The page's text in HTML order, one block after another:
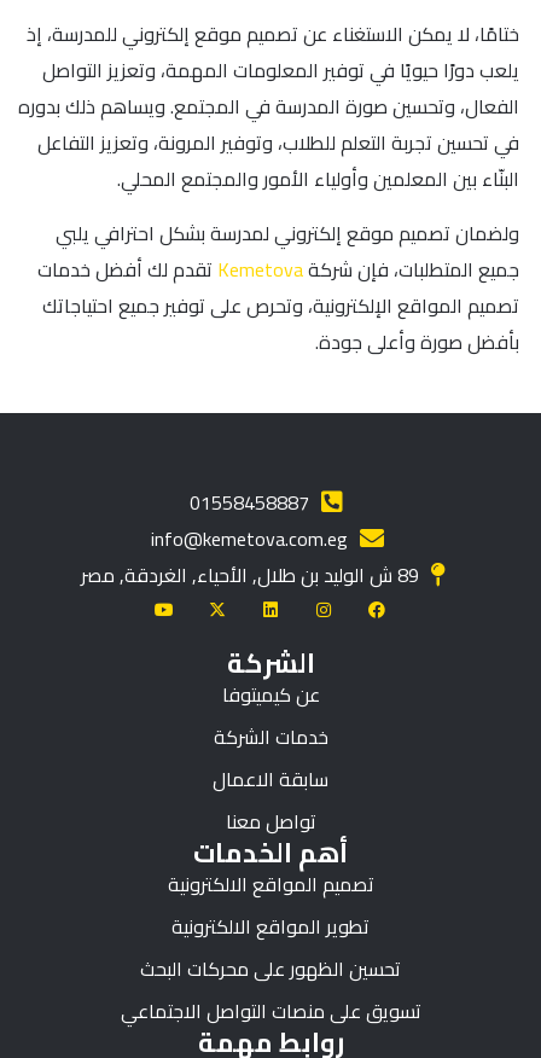
ختامًا، لا يمكن الاستغناء عن تصميم موقع إلكتروني للمدرسة، إذ
يلعب دورًا حيويًا في توفير المعلومات المهمة، وتعزيز التواصل
الفعال، وتحسين صورة المدرسة في المجتمع. ويساهم ذلك بدوره
في تحسين تجربة التعلم للطلاب، وتوفير المرونة، وتعزيز التفاعل
البنّاء بين المعلمين وأولياء الأمور والمجتمع المحلي.
ولضمان تصميم موقع إلكتروني لمدرسة بشكل احترافي يلبي
جميع المتطلبات، فإن شركةKemetova تقدم لك أفضل خدمات
تصميم المواقع الإلكترونية، وتحرص على توفير جميع احتياجاتك
بأفضل صورة وأعلى جودة.
01558458887
info@kemetova.com.eg
89 ش الوليد بن طلال, الأحياء, الغردقة, مصر
الشركة
عن كيميتوفا
خدمات الشركة
سابقة الاعمال
تواصل معنا
أهم الخدمات
تصميم المواقع الالكترونية
تطوير المواقع الالكترونية
تحسين الظهور على محركات البحث
تسويق على منصات التواصل الاجتماعي
روابط مهمة